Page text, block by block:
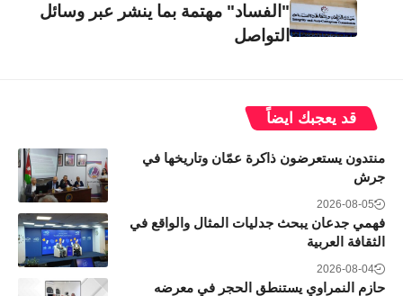
"الفساد" مهتمة بما ينشر عبر وسائل
التواصل
قد يعجبك ايضاً
منتدون يستعرضون ذاكرة عمّان وتاريخها في
جرش
2026-08-05
فهمي جدعان يبحث جدليات المثال والواقع في
الثقافة العربية
2026-08-04
حازم النمراوي يستنطق الحجر في معرضه